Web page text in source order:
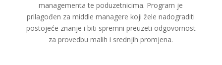
managementa te poduzetnicima. Program je
prilagođen za middle managere koji žele nadograditi
postojeće znanje i biti spremni preuzeti odgovornost
za provedbu malih i srednjih promjena.